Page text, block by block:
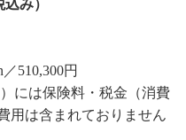
み）
510,300円
には保険料・税金（消費
用は含まれておりません